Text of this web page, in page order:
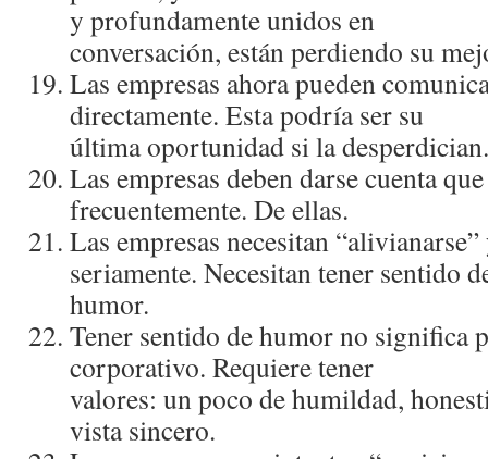
y profundamente unidos en
conversación, están perdiendo su
Las empresas ahora pueden
directamente. Esta podrí­a ser su
última oportunidad si la desperdician.
Las empresas deben darse cuenta
frecuentemente. De ellas.
Las empresas necesitan
seriamente. Necesitan tener sentido
humor.
Tener sentido de humor no significa
corporativo. Requiere tener
valores: un poco de humildad,
vista sincero.